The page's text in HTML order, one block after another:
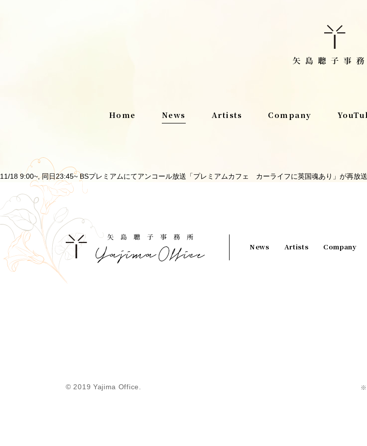
Home News Artists Company
11/18 9:00~, 同日23:45~ BSプレミアムにてアンコール放送「プレミアムカフェ カーライフに英国魂あり」が再放
News Artists Company
※
© 2019 Yajima Office.